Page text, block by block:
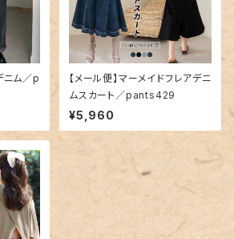
ニム／p
【メール便】マーメイドフレアデニ
ムスカート／pants429
¥5,960